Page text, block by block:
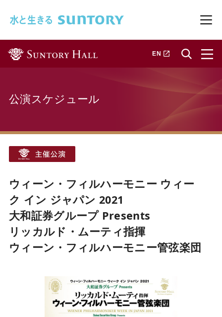
メ
EN 新しいタブで開きます
公演スケジュール
ウィーン・フィルハーモニー ウィー
ク イン ジャパン 2021
大和証券グループ Presents
リッカルド・ムーティ指揮
ウィーン・フィルハーモニー管弦楽団